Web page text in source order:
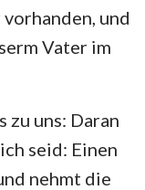
und
Vater im
zu uns: Daran
seid: Einen
nehmt die